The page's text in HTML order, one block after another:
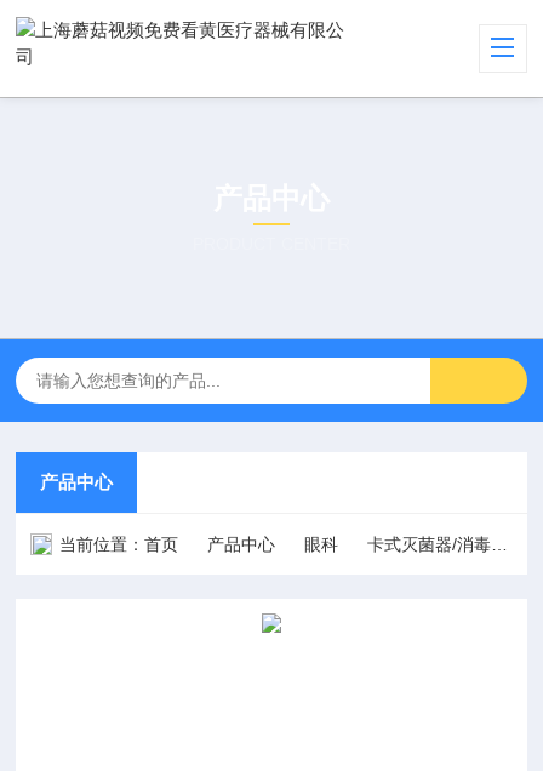
产品中心
当前位置：首页 产品中心 眼科 卡式灭菌器/消毒锅